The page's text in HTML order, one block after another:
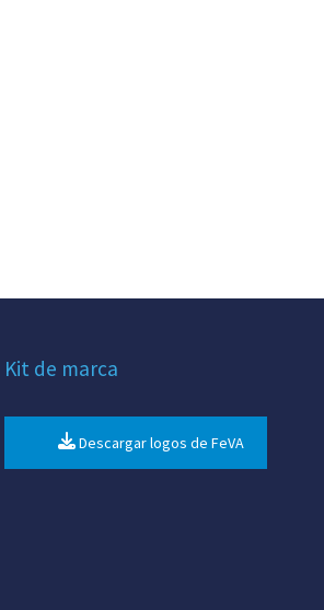
Kit de marca
Descargar logos de FeVA